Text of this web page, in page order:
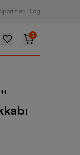
Sportmen Blog
0